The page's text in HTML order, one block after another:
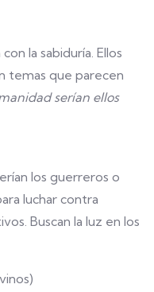
la sabiduría. Ellos
temas que parecen
serían ellos
los guerreros o
luchar contra
Buscan la luz en los